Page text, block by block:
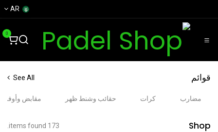
AR
0
قوائم See All
مضارب كرات حقائب وشنط ظهر مقابض
Shop
173 items found.